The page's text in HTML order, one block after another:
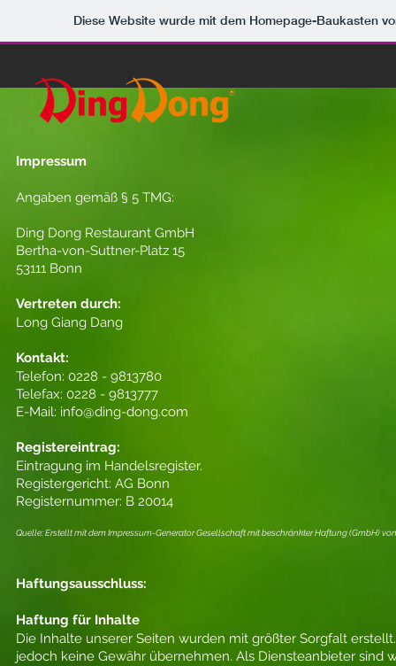
Diese Website wurde mit dem Homepage-Baukasten
Impressum
Angaben gemäß § 5 TMG:
Ding Dong Restaurant GmbH
Bertha-von-Suttner-Platz 15
53111 Bonn
Vertreten durch:
Long Giang Dang
Kontakt:
Telefon: 0228 - 9813780
Telefax: 0228 - 9813777
E-Mail: info@ding-dong.com
Registereintrag:
Eintragung im Handelsregister.
Registergericht: AG Bonn
Registernummer: B 20014
Quelle: Erstellt mit dem Impressum-Generator Gesellschaft mit beschränkter Haftung (GmbH) von
Haftungsausschluss:
Haftung für Inhalte
Die Inhalte unserer Seiten wurden mit größter Sorgfalt
jedoch keine Gewähr übernehmen. Als Diensteanbieter sind